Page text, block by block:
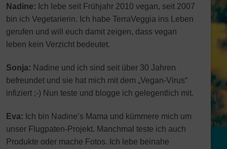
Nadine: Ich lebe seit Frühjahr 2010 vegan, seit 2007
bin ich Vegetarierin. Ich habe TerraVeggia ins Leben
gerufen und will euch damit zeigen, dass vegan
leben kein Verzicht bedeutet.
Sonja: Nadine und ich sind seit über 30 Jahren
befreundet und sie hat mich mit dem „Vegan-Virus“
infiziert ;-) Nun teste und blogge ich gelegentlich mit.
Eva: Ich bin Nadine’s Mama und kümmere mich um
unser Flugpaten-Projekt. Manchmal teste ich auch
Produkte oder mache Fotos. Ich lebe beinahe